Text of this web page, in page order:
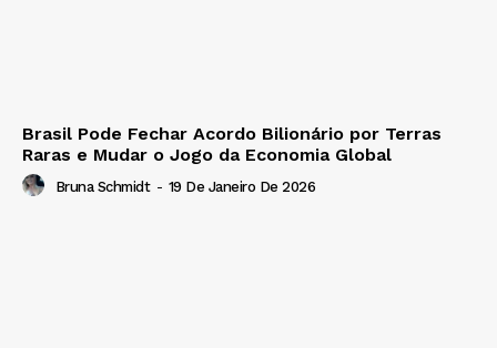
Brasil Pode Fechar Acordo Bilionário por Terras
Raras e Mudar o Jogo da Economia Global
Bruna Schmidt - 19 De Janeiro De 2026